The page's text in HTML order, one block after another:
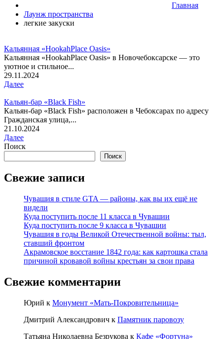
Главная
Лаунж пространства
легкие закуски
Кальянная «HookahPlace Oasis»
Кальянная «HookahPlace Oasis» в Новочебоксарске — это
уютное и стильное...
29.11.2024
Далее
Кальян-бар «Black Fish»
Кальян-бар «Black Fish» расположен в Чебоксарах по адресу
Гражданская улица,...
21.10.2024
Далее
Поиск
Поиск
Свежие записи
Чувашия в стиле GTA — районы, как вы их ещё не
видели
Куда поступить после 11 класса в Чувашии
Куда поступить после 9 класса в Чувашии
Чувашия в годы Великой Отечественной войны: тыл,
ставший фронтом
Акрамовское восстание 1842 года: как картошка стала
причиной кровавой войны крестьян за свои права
Свежие комментарии
Юрий к Монумент «Мать-Покровительница»
Дмитрий Александрович к Памятник паровозу
Татьяна Николаевна Безрукова к Кафе «Фортуна»